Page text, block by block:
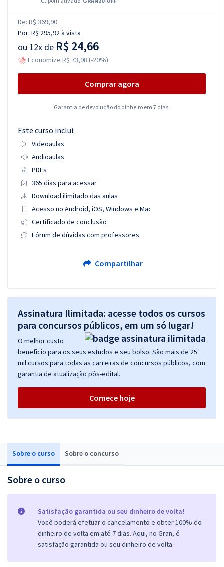
Sobre o curso Sobre o concurso
Sobre o curso
Satisfação garantida ou seu dinheiro de volta!
Você poderá efetuar o cancelamento e obter 100% do
dinheiro de volta em até 7 dias. Aqui, no Gran, é
satisfação garantida ou seu dinheiro de volta.
De: R$ 369,90
Por: R$ 295,92à vista
ou 12x de R$ 24,66
Economize R$ 73,98 (-20%)
Comprar agora
Garantia de devolução do dinheiro em 7 dias.
Este curso inclui:
Videoaulas
Audioaulas
PDFs
365 dias para acessar
Download ilimitado das aulas
Acesso no Android, iOS, Windows e Mac
Certificado de conclusão
Fórum de dúvidas com professores
Compartilhar
Assinatura Ilimitada: acesse todos os cursos
para concursos públicos, em um só lugar!
O melhor custo
benefício para os seus estudos e seu bolso. São mais de 25
mil cursos para todas as carreiras de concursos públicos, com
garantia de atualização pós-edital.
Comece hoje